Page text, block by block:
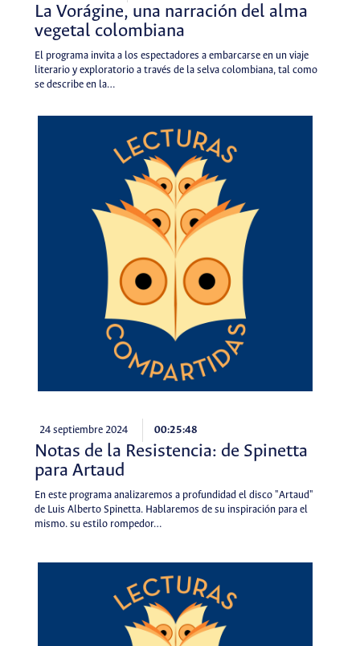
La Vorágine, una narración del alma
vegetal colombiana
El programa invita a los espectadores a embarcarse en un viaje
literario y exploratorio a través de la selva colombiana, tal como
se describe en la…
24 septiembre 2024 00:25:48
Notas de la Resistencia: de Spinetta
para Artaud
En este programa analizaremos a profundidad el disco "Artaud"
de Luis Alberto Spinetta. Hablaremos de su inspiración para el
mismo. su estilo rompedor…